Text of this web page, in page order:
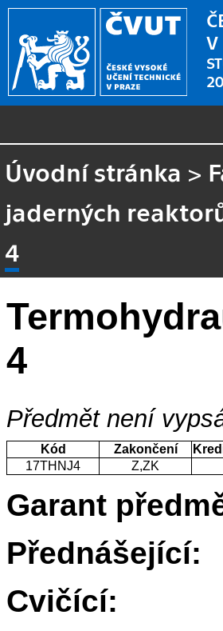
V
Úvodní stránka >
jaderných
4
4
Předmět není
Kód Zakončení
17THNJ4
Z,ZK
Garant
Přednášející:
Cvičící: